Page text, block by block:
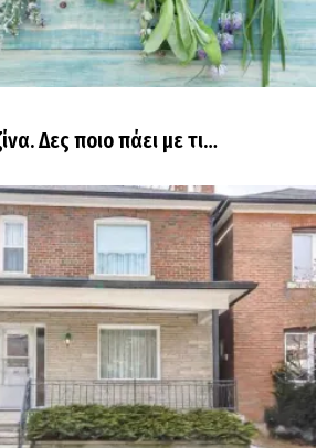
Δες ποιο πάει με τι…